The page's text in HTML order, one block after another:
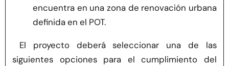
encuentra en una zona de renovación urbana
definida en el POT.
El proyecto deberá seleccionar una de las
siguientes opciones para el cumplimiento del